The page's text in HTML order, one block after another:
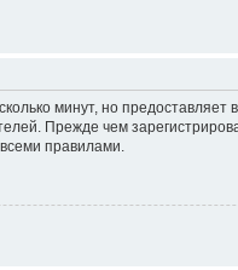
минут, но
Прежде чем
правилами.